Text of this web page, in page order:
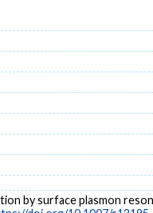
by surface plasmon